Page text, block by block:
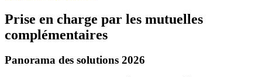
Prise en charge par les mutuelles
complémentaires
Panorama des solutions 2026